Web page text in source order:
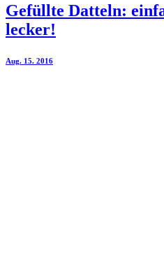
Gefüllte Datteln:
lecker!
Aug. 15. 2016